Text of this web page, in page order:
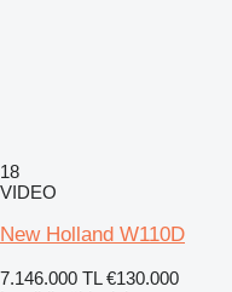
18
VIDEO
New Holland W110D
7.146.000 TL €130.000